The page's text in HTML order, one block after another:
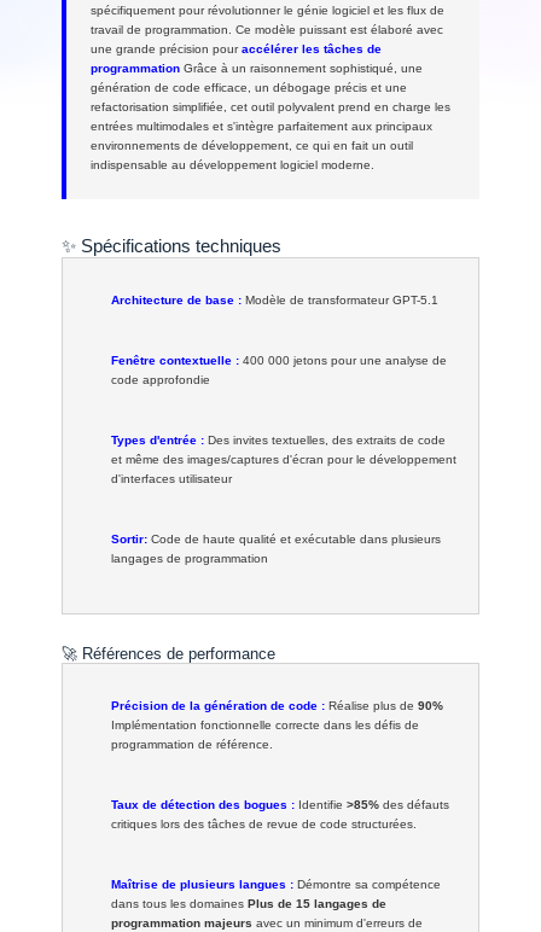
spécifiquement pour révolutionner le génie logiciel et les flux de
travail de programmation. Ce modèle puissant est élaboré avec
une grande précision pouraccélérer les tâches de
programmation Grâce à un raisonnement sophistiqué, une
génération de code efficace, un débogage précis et une
refactorisation simplifiée, cet outil polyvalent prend en charge les
entrées multimodales et s'intègre parfaitement aux principaux
environnements de développement, ce qui en fait un outil
indispensable au développement logiciel moderne.
✨ Spécifications techniques
Architecture de base : Modèle de transformateur GPT-5.1
Fenêtre contextuelle : 400 000 jetons pour une analyse de
code approfondie
Types d'entrée : Des invites textuelles, des extraits de code
et même des images/captures d'écran pour le développement
d'interfaces utilisateur
Sortir: Code de haute qualité et exécutable dans plusieurs
langages de programmation
🚀 Références de performance
Précision de la génération de code : Réalise plus de90%
Implémentation fonctionnelle correcte dans les défis de
programmation de référence.
Taux de détection des bogues : Identifie>85% des défauts
critiques lors des tâches de revue de code structurées.
Maîtrise de plusieurs langues : Démontre sa compétence
dans tous les domaines Plus de 15 langages de
programmation majeurs avec un minimum d'erreurs de